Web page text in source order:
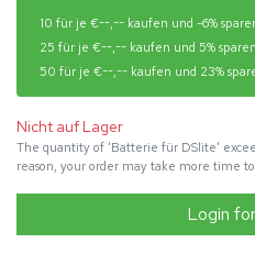
10 für je €--,-- kaufen und -6%
25 für je €--,-- kaufen und 5% sparen
50 für je €--,-- kaufen und 23%
Nicht auf Lager
The quantity of 'Batterie für DSlite'
reason, your order may take more time to
Login